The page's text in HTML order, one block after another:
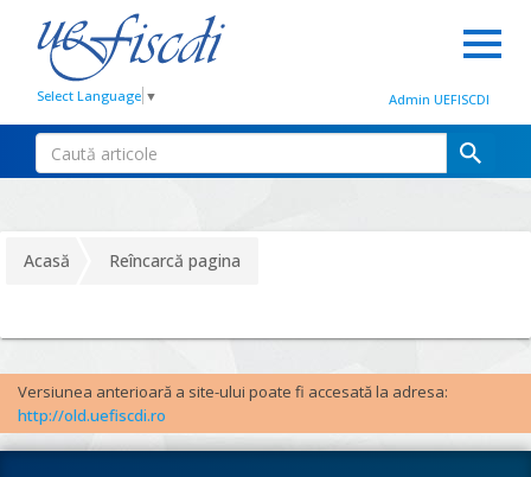
Select Language ▼ Admin UEFISCDI
Acasă Reîncarcă pagina
Versiunea anterioară a site-ului poate fi accesată la adresa:
http://old.uefiscdi.ro